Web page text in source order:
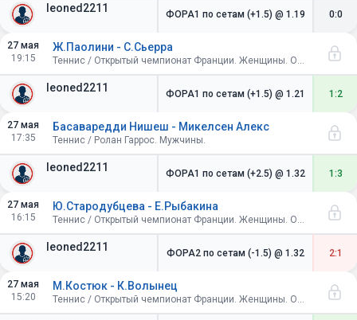
leoned2211 ФОРА1 по сетам (+1.5) @ 1.19 0:0
27 мая
19:15
leoned2211
Ж.Паолини - С.Сьерра
Теннис / Открытый чемпионат Франции. Женщины. Одиночный разряд. 1/32 финала
ФОРА1 по сетам (+1.5) @ 1.21 1:2
27 мая
17:35
leoned2211
Басаваредди Нишеш - Микелсен Алекс
Теннис / Ролан Гаррос. Мужчины.
ФОРА1 по сетам (+2.5) @ 1.32 1:3
27 мая
16:15
leoned2211
Ю.Стародубцева - Е.Рыбакина
Теннис / Открытый чемпионат Франции. Женщины. Одиночный разряд. 1/32 финала
ФОРА2 по сетам (-1.5) @ 1.32 2:1
27 мая
15:20
М.Костюк - К.Волынец
Теннис / Открытый чемпионат Франции. Женщины. Одиночный разряд. 1/32 финала